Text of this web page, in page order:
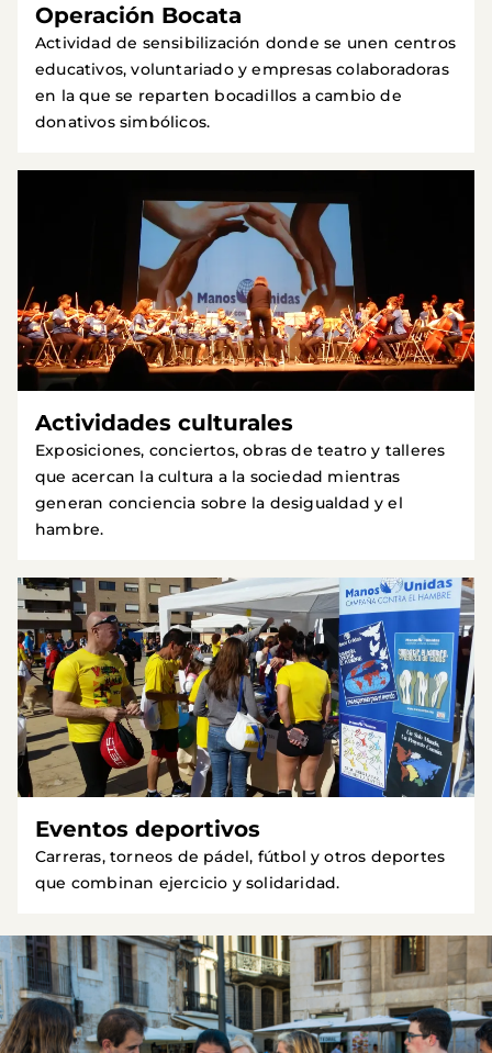
Operación Bocata
Actividad de sensibilización donde se unen centros
educativos, voluntariado y empresas colaboradoras
en la que se reparten bocadillos a cambio de
donativos simbólicos.
Actividades culturales
Exposiciones, conciertos, obras de teatro y talleres
que acercan la cultura a la sociedad mientras
generan conciencia sobre la desigualdad y el
hambre.
Eventos deportivos
Carreras, torneos de pádel, fútbol y otros deportes
que combinan ejercicio y solidaridad.
Imagen